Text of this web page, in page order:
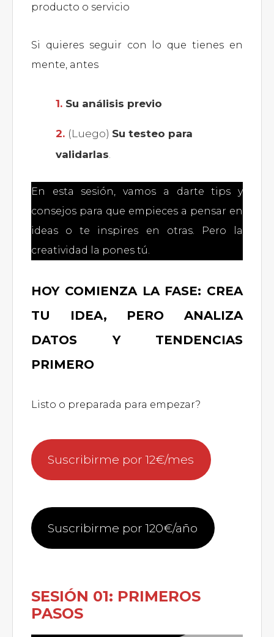
producto o servicio
Si quieres seguir con lo que tienes en
mente, antes
Su análisis previo
(Luego) Su testeo para
validarlas
En esta sesión, vamos a darte tips y
consejos para que empieces a pensar en
ideas o te inspires en otras. Pero la
creatividad la pones tú.
HOY COMIENZA LA FASE: CREA
TU IDEA, PERO ANALIZA
DATOS Y TENDENCIAS
PRIMERO
Listo o preparada para empezar?
Suscribirme por 12€/mes
Suscribirme por 120€/año
SESIÓN 01: PRIMEROS
PASOS